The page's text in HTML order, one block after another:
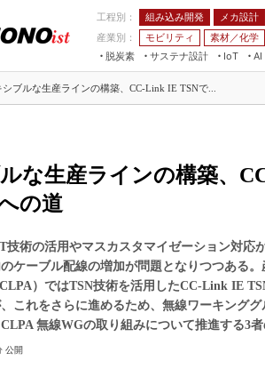
工程別： 組み込み開発 メカ設計
産業別：
モビリティ 素材／化学
脱炭素
サステナ設計
IoT
つながる工場
AI
AI×設備保全 JIMTOF
IIFES
TECHNO-
人テク展
スマート工場
EdgeTech+
つな
フ
組
組み
車載
シブルな生産ラインの構築、CC-Link IE TSNで...
な生産ラインの構築、
の道
技術の活用やマスカスタマイゼーション対応
ケーブル配線の増加が問題となりつつある
）ではTSN技術を活用したCC-Link IE
これをさらに進めるため、無線ワーキング
無線WGの取り組みについて推進する3者
公開